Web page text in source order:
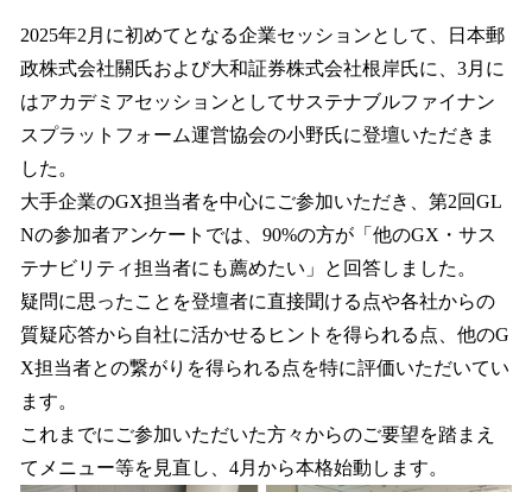
2025年2月に初めてとなる企業セッションとして、日本郵
政株式会社關氏および大和証券株式会社根岸氏に、3月に
はアカデミアセッションとしてサステナブルファイナン
スプラットフォーム運営協会の小野氏に登壇いただきま
した。
大手企業のGX担当者を中心にご参加いただき、第2回GL
Nの参加者アンケートでは、90%の方が「他のGX・サス
テナビリティ担当者にも薦めたい」と回答しました。
疑問に思ったことを登壇者に直接聞ける点や各社からの
質疑応答から自社に活かせるヒントを得られる点、他のG
X担当者との繋がりを得られる点を特に評価いただいてい
ます。
これまでにご参加いただいた方々からのご要望を踏まえ
てメニュー等を見直し、4月から本格始動します。